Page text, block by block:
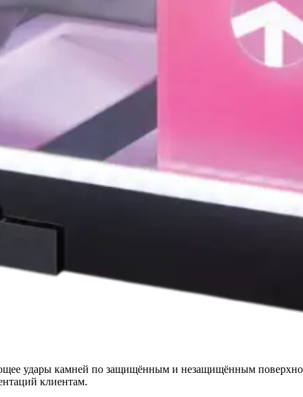
удары камней по защищённым и незащищённым
клиентам.